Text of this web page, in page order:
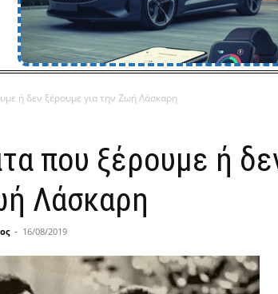
ή δεν ξέρουμε για την Ζωή Λάσκαρη
που ξέρουμε ή
Λάσκαρη
- 16/08/2019